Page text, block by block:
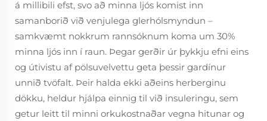
á millibili efst, svo að minna ljós komist inn
samanborið við venjulega glerhólsmyndun –
samkvæmt nokkrum rannsóknum koma um 30%
minna ljós inn í raun. Þegar gerðir úr þykkju efni eins
og útivistu af pölsuvelvettu geta þessir gardínur
unnið tvöfalt. Þeir halda ekki aðeins herberginu
dökku, heldur hjálpa einnig til við insuleringu, sem
getur leitt til minni orkukostnaðar vegna hitunar og